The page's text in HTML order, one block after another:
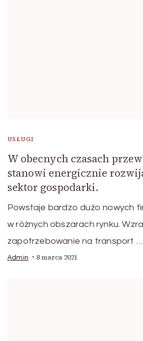
USŁUGI
W obecnych czasach
stanowi energicznie
sektor gospodarki.
Powstaje bardzo dużo nowych
w różnych obszarach rynku.
zapotrzebowanie na transport …
Admin 8 marca 2021